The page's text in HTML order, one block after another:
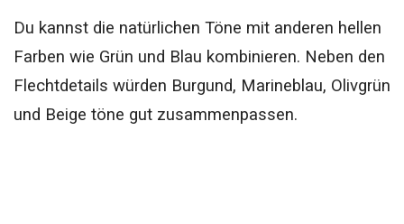
Du kannst die natürlichen Töne mit anderen hellen
Farben wie Grün und Blau kombinieren. Neben den
Flechtdetails würden Burgund, Marineblau, Olivgrün
und Beige töne gut zusammenpassen.